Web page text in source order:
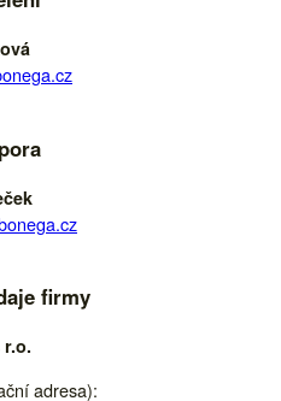
firmy
r.o.
adresa):